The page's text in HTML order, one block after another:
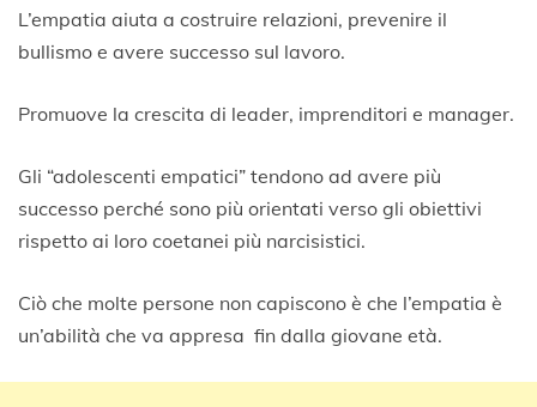
L’empatia aiuta a costruire relazioni, prevenire il
bullismo e avere successo sul lavoro.
Promuove la crescita di leader, imprenditori e manager.
Gli “adolescenti empatici” tendono ad avere più
successo perché sono più orientati verso gli obiettivi
rispetto ai loro coetanei più narcisistici.
Ciò che molte persone non capiscono è che l’empatia è
un’abilità che va appresa fin dalla giovane età.